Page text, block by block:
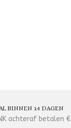
BINNEN 14 DAGEN
achteraf betalen €